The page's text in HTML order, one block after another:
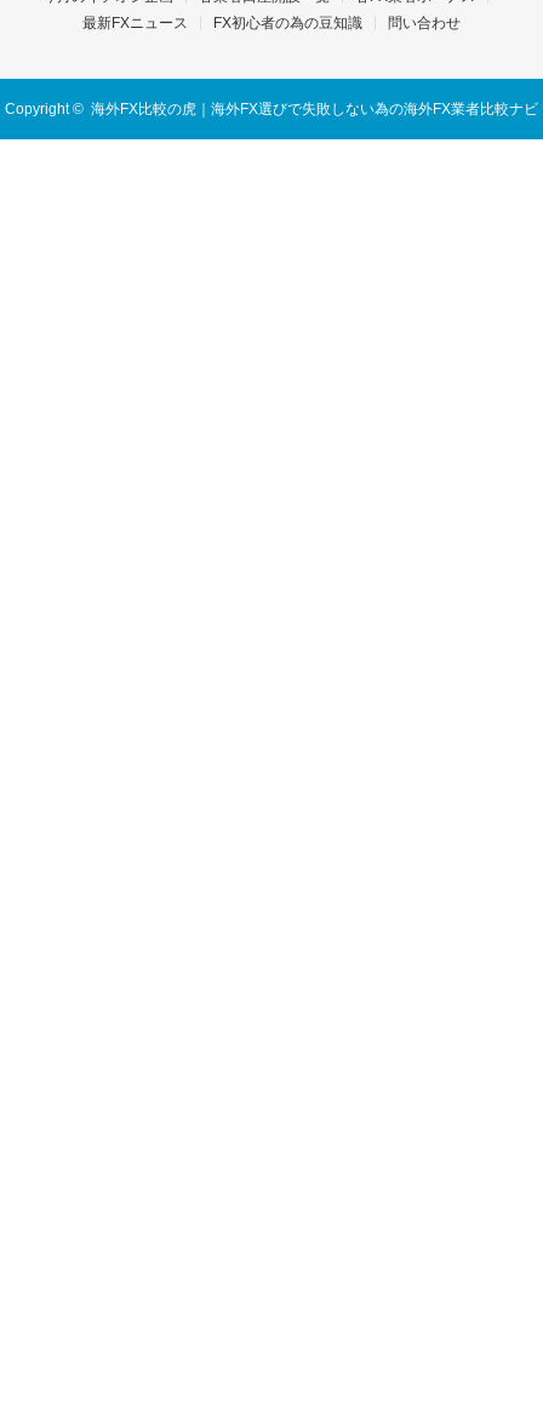
最新FXニュース
FX初心者の為の豆知識 問い合わせ
Copyright © 海外FX比較の虎｜海外FX選びで失敗しない為の海外FX業者比較ナビ